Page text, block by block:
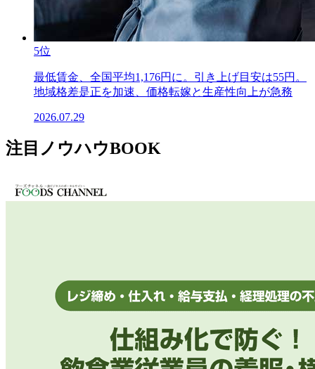
5位
最低賃金、全国平均1,176円に。引き上げ目安は55円。
地域格差是正を加速、価格転嫁と生産性向上が急務
2026.07.29
注目ノウハウBOOK